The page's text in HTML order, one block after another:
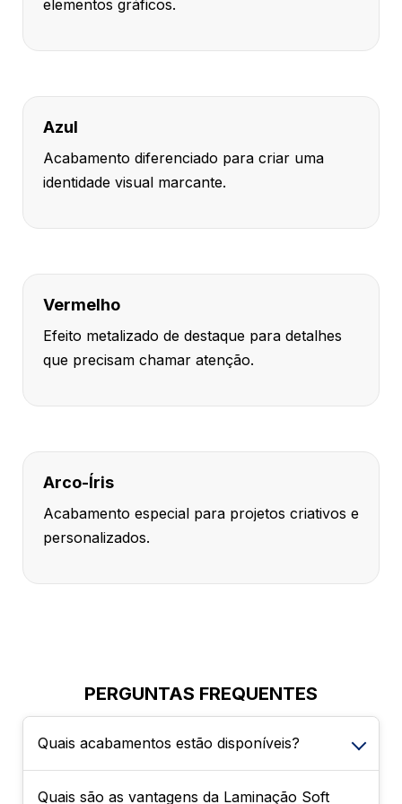
elementos gráficos.
Azul
Acabamento diferenciado para criar uma
identidade visual marcante.
Vermelho
Efeito metalizado de destaque para detalhes
que precisam chamar atenção.
Arco-Íris
Acabamento especial para projetos criativos e
personalizados.
PERGUNTAS FREQUENTES
Quais acabamentos estão disponíveis?
É possível escolher entre Sem
Quais são as vantagens da Laminação Soft